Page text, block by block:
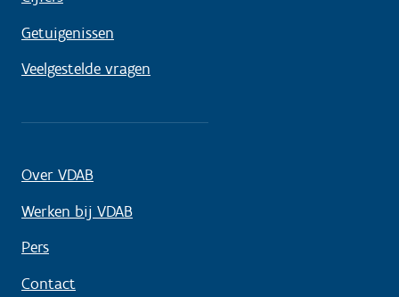
Getuigenissen
Veelgestelde vragen
Over VDAB
Werken bij VDAB
Pers
Contact